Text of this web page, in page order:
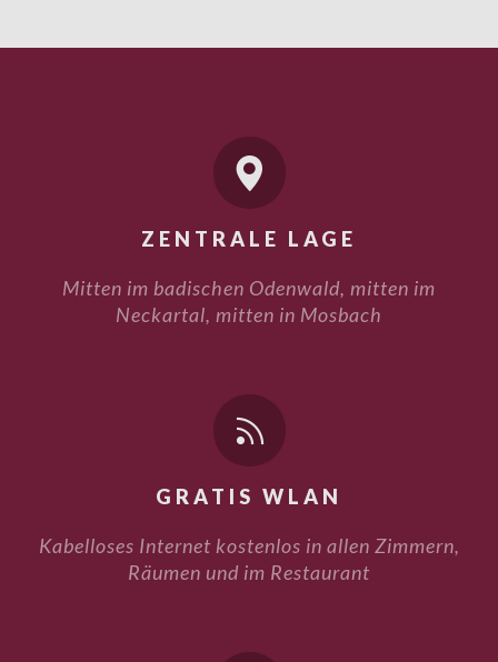

ZENTRALE LAGE
Mitten im badischen Odenwald, mitten im
Neckartal, mitten in Mosbach

GRATIS WLAN
Kabelloses Internet kostenlos in allen Zimmern,
Räumen und im Restaurant